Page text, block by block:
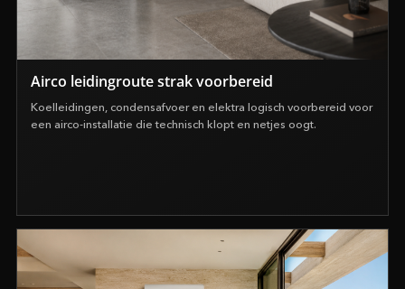
Airco leidingroute strak voorbereid
Koelleidingen, condensafvoer en elektra logisch voorbereid voor
een airco-installatie die technisch klopt en netjes oogt.